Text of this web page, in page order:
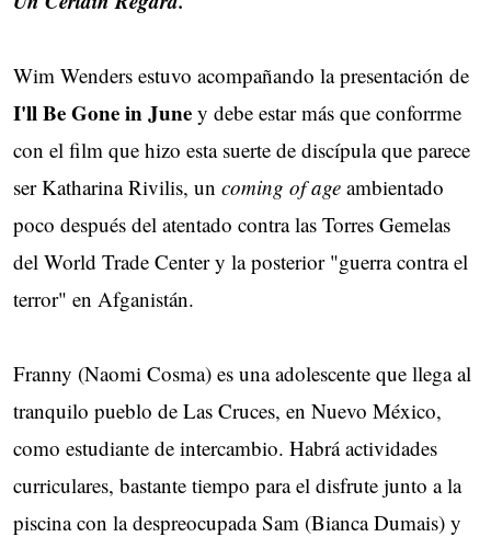
Wim Wenders estuvo acompañando la presentación de
I'll Be Gone in June y debe estar más que conforrme
con el film que hizo esta suerte de discípula que parece
ser Katharina Rivilis, un coming of age ambientado
poco después del atentado contra las Torres Gemelas
del World Trade Center y la posterior "guerra contra el
terror" en Afganistán.
Franny (Naomi Cosma) es una adolescente que llega al
tranquilo pueblo de Las Cruces, en Nuevo México,
como estudiante de intercambio. Habrá actividades
curriculares, bastante tiempo para el disfrute junto a la
piscina con la despreocupada Sam (Bianca Dumais) y